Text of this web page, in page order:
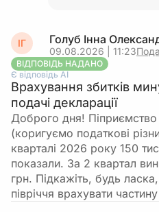
ІГ Голуб Інна
09.08.2026 | 11:23
ВІДПОВІДЬ НАДАНО
Є відповідь АІ
Врахування збитків
подачі декларації
Доброго дня! Піприємство
(коригуємо податкові
кварталі 2026 року 150
показали. За 2 квартал
грн. Підкажіть, будь
півріччя врахувати